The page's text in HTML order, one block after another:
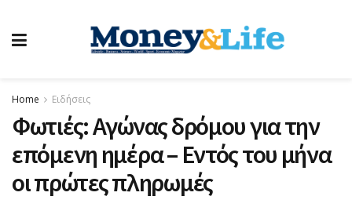
Home Ειδήσεις
Φωτιές: Αγώνας δρόμου για την
επόμενη ημέρα – Εντός του μήνα
οι πρώτες πληρωμές